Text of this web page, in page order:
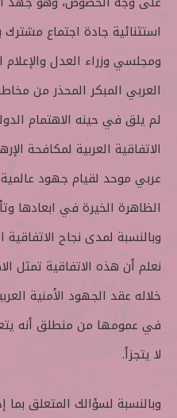
استثنائية جادة اجتماع
ومجلسي وزراء العدل والإعلام
العربي المبكر المحذر من
لم يلق في حينه الاهتمام
الاتفاقية العربية لمكافحة
عربي موحد لقيام جهود
الظاهرة الخيرة في ابعادها
وبالنسبة لمدى نجاح الاتفاقية
نعلم أن هذه الاتفاقية تمثل
خلاله عقد الجهود الأمنية
في عمومها من منطلق أنه
لا يتجزأ.
وبالنسبة لسؤالك المتعلق بما